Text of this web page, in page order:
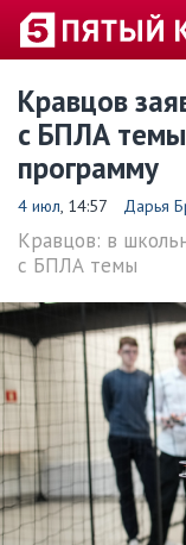
Кравцов
с БПЛА
программу
4 июл, 14:57 Дарья
Кравцов: в
с БПЛА темы